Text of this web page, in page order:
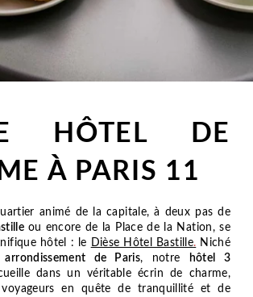
HÔTEL DE
À PARIS 11
animé de la capitale, à deux pas de
ou encore de la Place de la Nation, se
hôtel :
le Dièse Hôtel Bastille. Niché
arrondissement de Paris, notre
hôtel 3
dans un véritable écrin de charme,
en quête de tranquillité et de